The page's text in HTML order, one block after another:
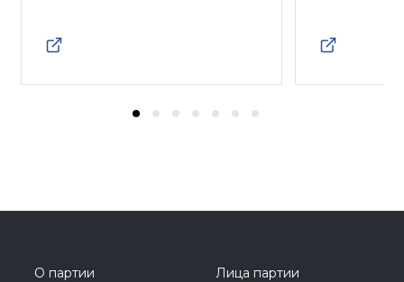
О партии
Лица партии